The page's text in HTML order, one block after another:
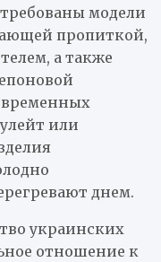
модели
пропиткой,
а также
или
днем.
украинских
отношение к